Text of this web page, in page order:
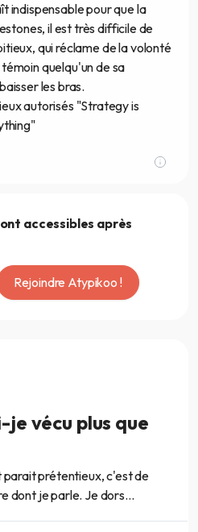
indispensable pour que la
il est très difficile de
qui réclame de la volonté
quelqu'un de sa
les bras.
autorisés "Strategy is
accessibles après
Rejoindre Atypikoo !
vécu plus que
parait prétentieux, c'est de
dont je parle. Je dors...